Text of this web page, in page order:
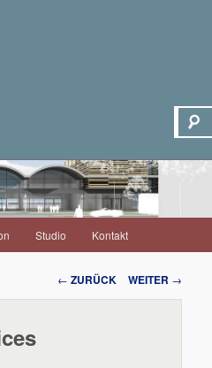
Studio Kontakt
Beitrags-
Navigation
← ZURÜCK WEITER →